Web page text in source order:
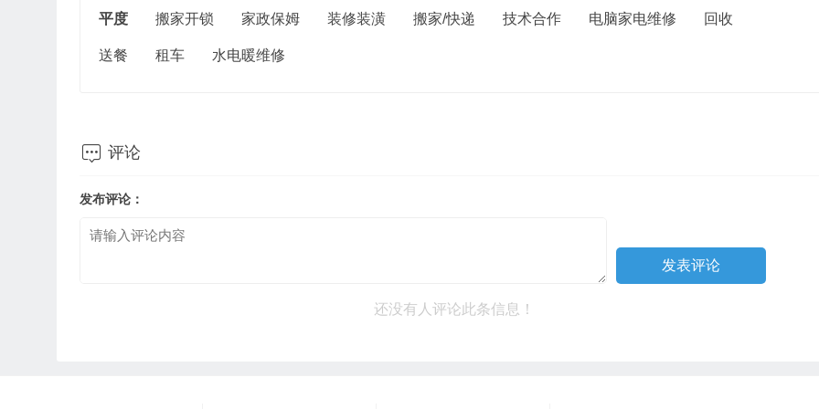
平度 搬家开锁 家政保姆 装修装潢 搬家/快递 技术合作 电脑家电维修 回收
送餐 租车 水电暖维修
 评论
发布评论：
还没有人评论此条信息！